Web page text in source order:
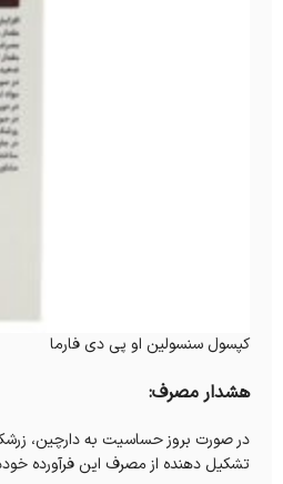
کپسول سنسولین او پی دی فارما
هشدار مصرف:
در صورت بروز حساسیت به دارچین،
تشکیل دهنده از مصرف این فرآورده